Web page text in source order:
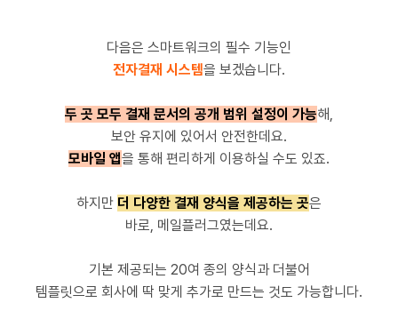
다음은 스마트워크의 필수 기능인
전자결재 시스템을 보겠습니다.
두 곳 모두 결재 문서의 공개 범위 설정이 가능해,
보안 유지에 있어서 안전한데요.
모바일 앱을 통해 편리하게 이용하실 수도 있죠.
하지만 더 다양한 결재 양식을 제공하는 곳은
바로, 메일플러그였는데요.
기본 제공되는 20여 종의 양식과 더불어
템플릿으로 회사에 딱 맞게 추가로 만드는 것도 가능합니다.